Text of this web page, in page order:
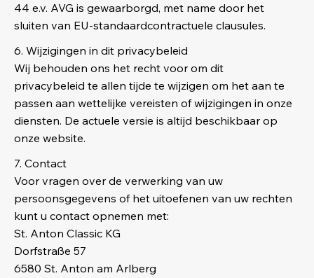
44 e.v. AVG is gewaarborgd, met name door het
sluiten van EU-standaardcontractuele clausules.
6. Wijzigingen in dit privacybeleid
Wij behouden ons het recht voor om dit
privacybeleid te allen tijde te wijzigen om het aan te
passen aan wettelijke vereisten of wijzigingen in onze
diensten. De actuele versie is altijd beschikbaar op
onze website.
7. Contact
Voor vragen over de verwerking van uw
persoonsgegevens of het uitoefenen van uw rechten
kunt u contact opnemen met:
St. Anton Classic KG
Dorfstraße 57
6580 St. Anton am Arlberg